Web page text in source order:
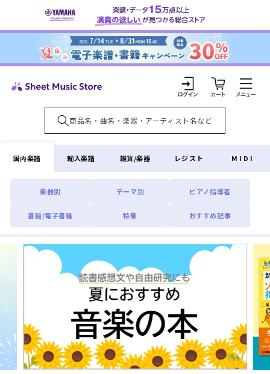
ンツに
ロ
グ
イ
ン
カ
ー
ト
国内楽譜
楽器別 テーマ別 ピアノ指導者
書籍/電子書籍 特集 おすすめ記事
輸入楽譜 雑貨/楽器 レジスト MIDI